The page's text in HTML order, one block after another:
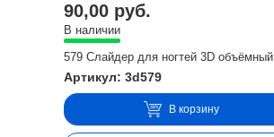
90,00 руб.
В наличии
579 Слайдер для ногтей 3D объёмный
Артикул: 3d579
В корзину